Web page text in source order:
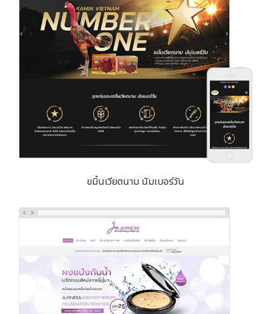
ขมิ้นเวียตนาม นัมเบอร์วัน